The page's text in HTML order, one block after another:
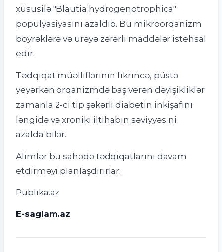
xüsusilə "Blautia hydrogenotrophica"
populyasiyasını azaldıb. Bu mikroorqanizm
böyrəklərə və ürəyə zərərli maddələr istehsal
edir.
Tədqiqat müəlliflərinin fikrincə, püstə
yeyərkən orqanizmdə baş verən dəyişikliklər
zamanla 2-ci tip şəkərli diabetin inkişafını
ləngidə və xroniki iltihabın səviyyəsini
azalda bilər.
Alimlər bu sahədə tədqiqatlarını davam
etdirməyi planlaşdırırlar.
Publika.az
E-saglam.az